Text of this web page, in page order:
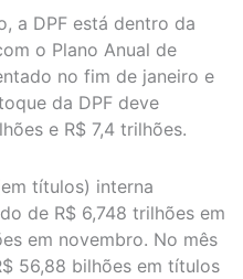
a DPF está dentro da
o Plano Anual de
no fim de janeiro e
da DPF deve
e R$ 7,4 trilhões.
títulos) interna
de R$ 6,748 trilhões em
em novembro. No mês
56,88 bilhões em títulos